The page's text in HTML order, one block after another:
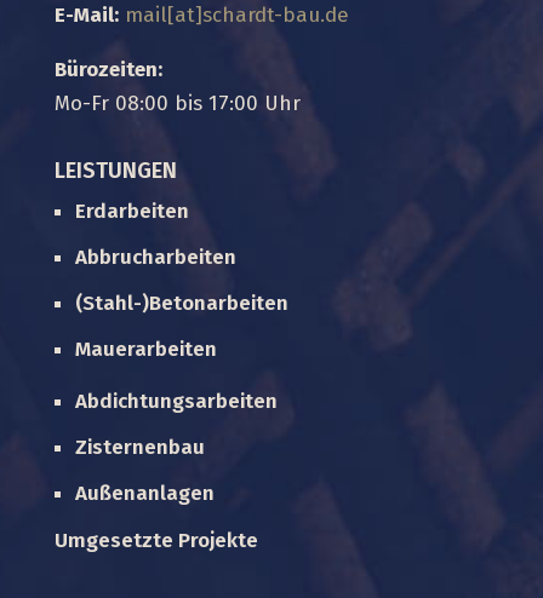
E-Mail: mail[at]schardt-bau.de
Bürozeiten:
Mo-Fr 08:00 bis 17:00 Uhr
LEISTUNGEN
Erdarbeiten
Abbrucharbeiten
(Stahl-)Betonarbeiten
Mauerarbeiten
Abdichtungsarbeiten
Zisternenbau
Außenanlagen
Umgesetzte Projekte